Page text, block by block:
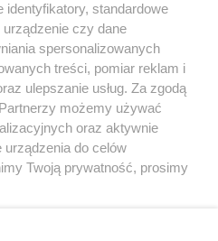
Regulamin konkursów
śniadaniówka "Hej
Szczecin! Jest piątek!"
identyfikatory, standardowe
urządzenie czy dane
spersonalizowanych
treści, pomiar reklam i
ulepszanie usług. Za zgodą
możemy używać
oraz aktywnie
do celów
Twoją prywatność, prosimy